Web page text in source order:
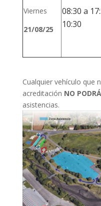
Viernes
21/08/25
08:30 a
10:30
Cualquier vehículo que
acreditación NO
asistencias.